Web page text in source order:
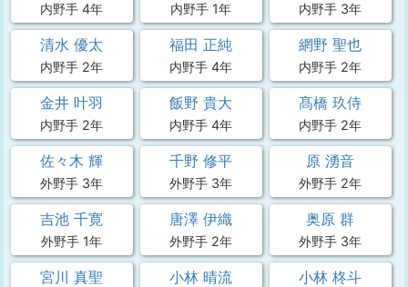
内野手 4年 内野手 1年 内野手 3年
清水 優太
内野手 2年
福田 正純
内野手 4年
網野 聖也
内野手 2年
金井 叶羽
内野手 2年
飯野 貴大
内野手 4年
髙橋 玖侍
内野手 2年
佐々木 輝
外野手 3年
千野 修平
外野手 3年
原 湧音
外野手 2年
吉池 千寛
外野手 1年
唐澤 伊織
外野手 2年
奥原 群
外野手 3年
宮川 真聖 小林 晴流 小林 柊斗